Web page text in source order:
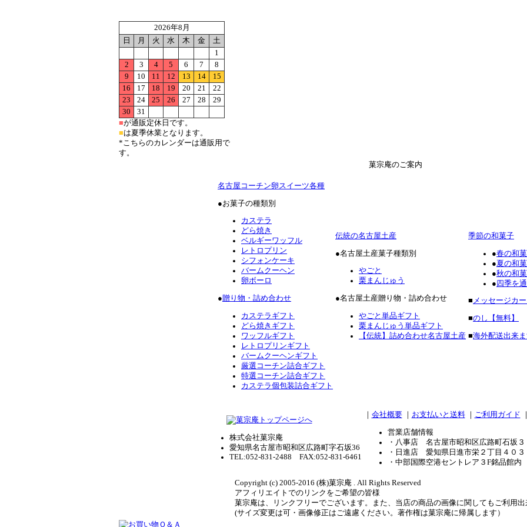
2026年8月
日
月 火 水 木 金
土
1
2
3 4 5 6 7
8
9
10 11 12 13 14
15
16
17 18 19 20 21
22
23
24 25 26 27 28
29
30
31
■が通販定休日です。
■は夏季休業となります。
*こちらのカレンダーは通販用で
す。
菓宗庵のご案内
名古屋コーチン卵スイーツ各種
●お菓子の種類別
カステラ
どら焼き
ベルギーワッフル
レトロプリン
シフォンケーキ
バームクーヘン
卵ボーロ
●贈り物・詰め合わせ
カステラギフト
どら焼きギフト
ワッフルギフト
レトロプリンギフト
バームクーヘンギフト
厳選コーチン詰合ギフト
特選コーチン詰合ギフト
カステラ個包装詰合ギフト
伝統の名古屋土産
●名古屋土産菓子種類別
やごと
栗まんじゅう
●名古屋土産贈り物・詰め合わせ
やごと単品ギフト
栗まんじゅう単品ギフト
【伝統】詰め合わせ名古屋土産
季節の和菓子
●春の和
●夏の和
●秋の和
●四季を
■ メッセージカ
■のし【無料】
■海外配送出来
株式会社菓宗庵
愛知県名古屋市昭和区広路町字石坂36
TEL:052-831-2488 FAX:052-831-6461
｜ 会社概要｜ お支払いと送料｜ ご利用ガイド
営業店舗情報
・八事店 名古屋市昭和区広路町石坂３
・日進店 愛知県日進市栄２丁目４０３
・中部国際空港セントレア３F銘品館内
Copyright (c) 2005-2016 (株)菓宗庵 . All Rights Reserved
アフィリエイトでのリンクをご希望の皆様
菓宗庵は、リンクフリーでございます。また、当店の商品の画像に関してもご利用
(サイズ変更は可・画像修正はご遠慮ください。著作権は菓宗庵に帰属します）